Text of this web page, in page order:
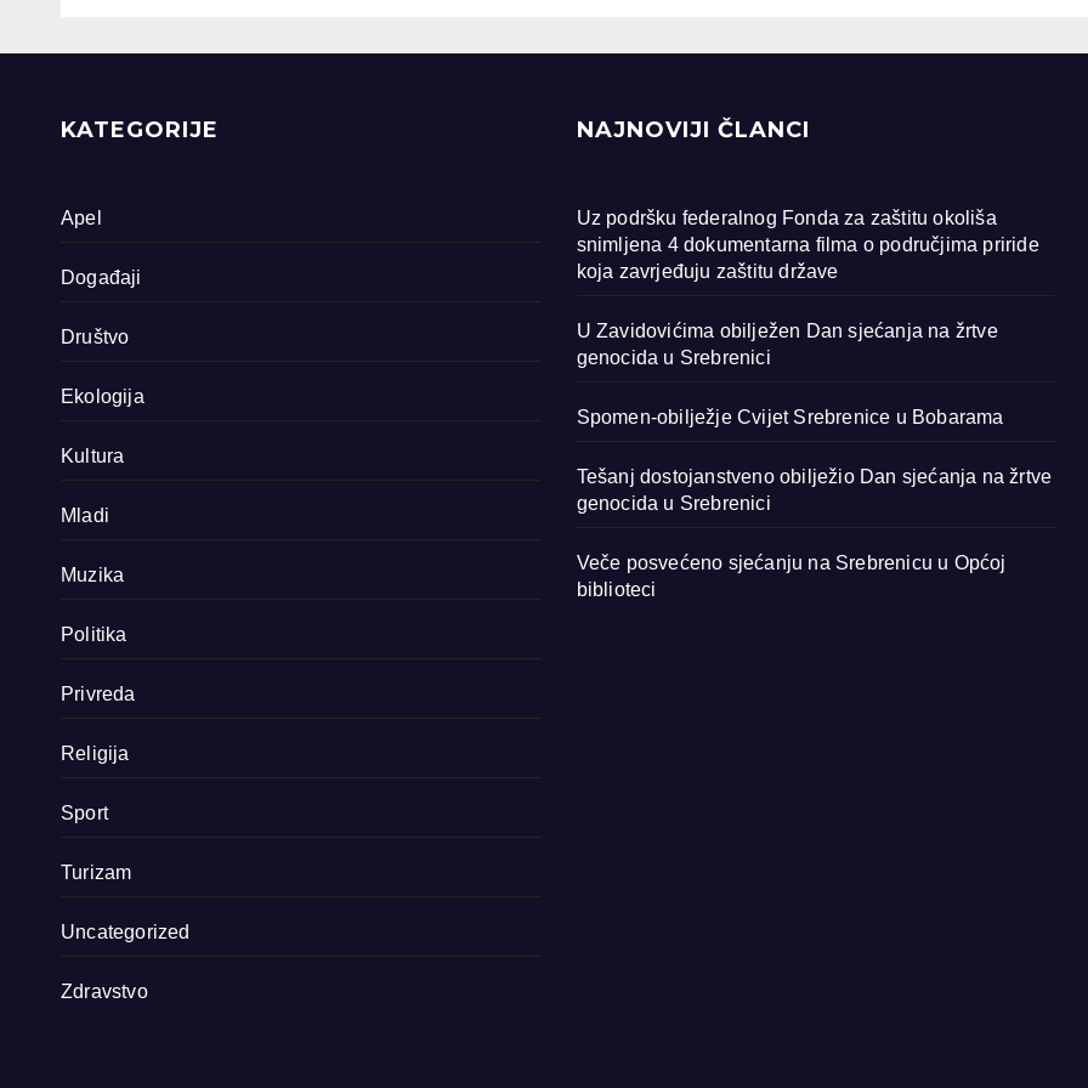
priride koja
države
KATEGORIJE
Apel
Događaji
Društvo
Ekologija
Kultura
Mladi
Muzika
Politika
Privreda
Religija
Sport
Turizam
Uncategorized
Zdravstvo
NAJNOVIJI ČLANCI
Uz podršku federalnog Fonda za zaštitu okoliša
snimljena 4 dokumentarna filma o područjima priride
koja zavrjeđuju zaštitu države
U Zavidovićima obilježen Dan sjećanja na žrtve
genocida u Srebrenici
Spomen-obilježje Cvijet Srebrenice u Bobarama
Tešanj dostojanstveno obilježio Dan sjećanja na žrtve
genocida u Srebrenici
Veče posvećeno sjećanju na Srebrenicu u Općoj
biblioteci